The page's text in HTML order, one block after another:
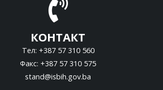
КОНТАКТ
Тел: +387 57 310 560
Факс: +387 57 310 575
stand@isbih.gov.ba